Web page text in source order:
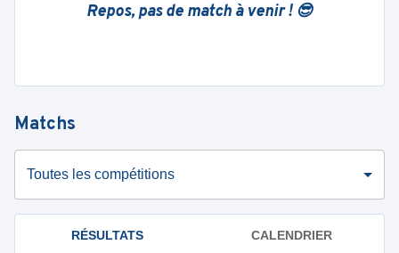
Repos, pas de match à venir ! 😎
Matchs
Toutes les compétitions
RÉSULTATS CALENDRIER